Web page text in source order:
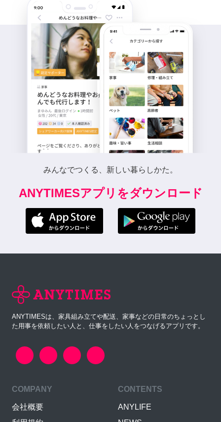
みんなでつくる、新しい暮らしかた。
ANYTIMESアプリをダウンロード
ANYTIMESは、家具組み立てや配送、家事などの日常のちょっとし
た用事を依頼したい人と、仕事をしたい人をつなげるアプリです。
COMPANY
会社概要
CONTENTS
ANYLIFE